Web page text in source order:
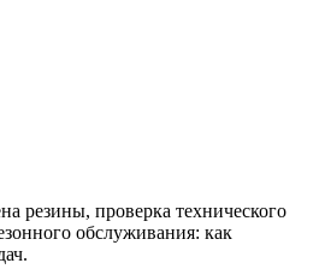
резины, проверка технического
обслуживания: как